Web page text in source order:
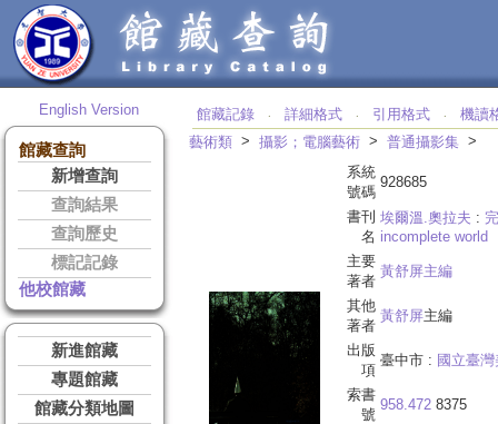
English Version
館藏查詢
新增查詢
查詢結果
查詢歷史
標記記錄
他校館藏
新進館藏
專題館藏
館藏分類地圖
館藏記錄 ‧ 詳細格式 ‧ 引用格式 ‧
機讀
藝術類 > 攝影；電腦藝術 > 普通攝影集 >
系統
號碼
928685
書刊
名
埃爾溫.奧拉夫 :
incomplete world
主要
著者
黃舒屏主編
其他
著者
黃舒屏主編
出版
項
臺中市 : 國立臺
索書
號
958.472 8375